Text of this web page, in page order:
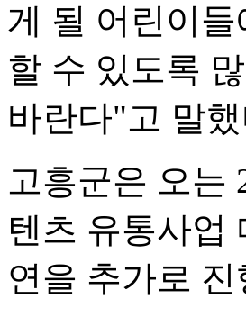
게 될 어린이
할 수 있도록
바란다"고 말
고흥군은 오는
텐츠 유통사업
연을 추가로